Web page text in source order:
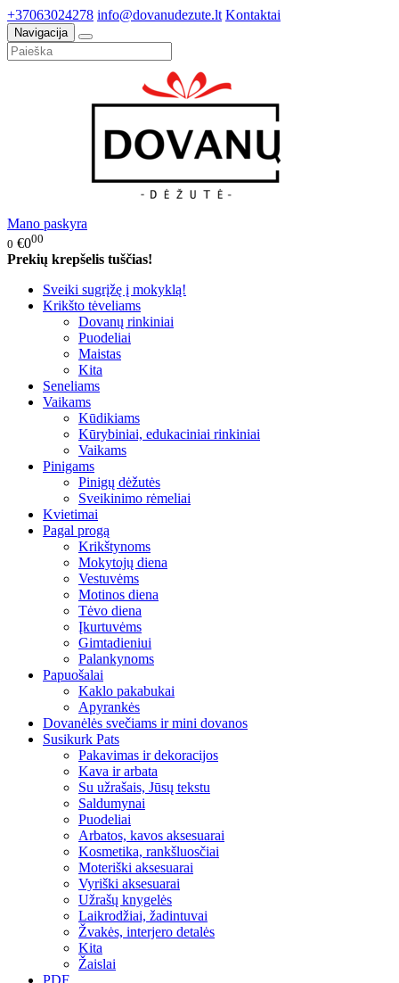
+37063024278 info@dovanudezute.lt Kontaktai
Navigacija
Mano paskyra
0 €000
Prekių krepšelis tuščias!
Sveiki sugrįžę į mokyklą!
Krikšto tėveliams
Dovanų rinkiniai
Puodeliai
Maistas
Kita
Seneliams
Vaikams
Kūdikiams
Kūrybiniai, edukaciniai rinkiniai
Vaikams
Pinigams
Pinigų dėžutės
Sveikinimo rėmeliai
Kvietimai
Pagal progą
Krikštynoms
Mokytojų diena
Vestuvėms
Motinos diena
Tėvo diena
Įkurtuvėms
Gimtadieniui
Palankynoms
Papuošalai
Kaklo pakabukai
Apyrankės
Dovanėlės svečiams ir mini dovanos
Susikurk Pats
Pakavimas ir dekoracijos
Kava ir arbata
Su užrašais, Jūsų tekstu
Saldumynai
Puodeliai
Arbatos, kavos aksesuarai
Kosmetika, rankšluosčiai
Moteriški aksesuarai
Vyriški aksesuarai
Užrašų knygelės
Laikrodžiai, žadintuvai
Žvakės, interjero detalės
Kita
Žaislai